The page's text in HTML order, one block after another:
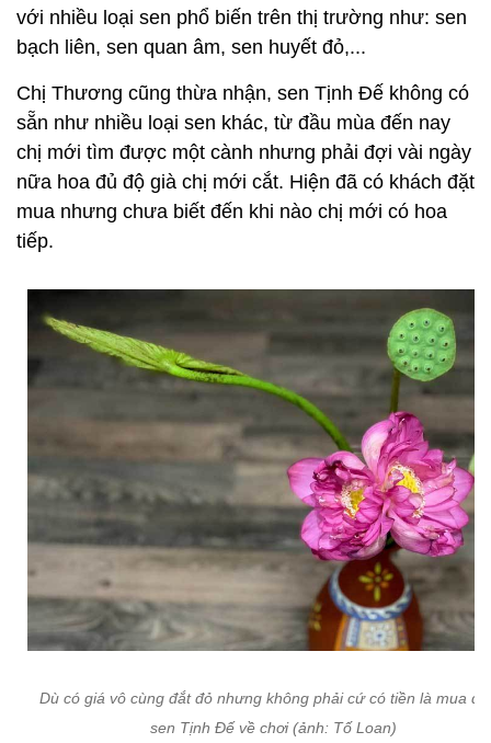
với nhiều loại sen phổ biến trên thị trường như: sen
bạch liên, sen quan âm, sen huyết đỏ,...
Chị Thương cũng thừa nhận, sen Tịnh Đế không có
sẵn như nhiều loại sen khác, từ đầu mùa đến nay
chị mới tìm được một cành nhưng phải đợi vài ngày
nữa hoa đủ độ già chị mới cắt. Hiện đã có khách đặt
mua nhưng chưa biết đến khi nào chị mới có hoa
tiếp.
Dù có giá vô cùng đắt đỏ nhưng không phải cứ có tiền là mua
sen Tịnh Đế về chơi (ảnh: Tố Loan)